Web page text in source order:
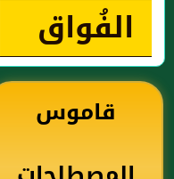
الفُواق
قاموس